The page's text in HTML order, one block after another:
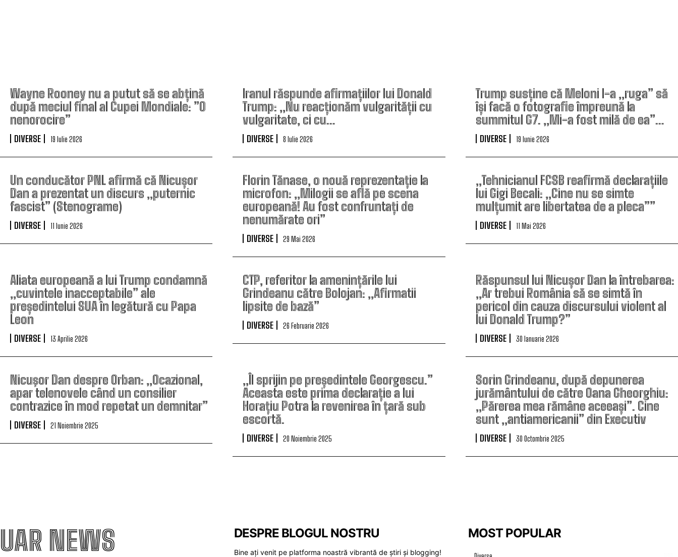
Wayne Rooney nu a putut să se abțină
după meciul final al Cupei Mondiale: ”O
nenorocire”
DIVERSE 19 Iulie 2026
Iranul răspunde afirmațiilor lui Donald
Trump: „Nu reacționăm vulgarității cu
vulgaritate, ci cu…
DIVERSE 8 Iulie 2026
Trump susține că Meloni l-a „ruga” să
își facă o fotografie împreună la
summitul G7. „Mi-a fost milă de ea”…
DIVERSE 19 Iunie 2026
Un conducător PNL afirmă că Nicușor
Dan a prezentat un discurs „puternic
fascist” (Stenograme)
DIVERSE 11 Iunie 2026
Florin Tănase, o nouă reprezentație la
microfon: „Milogii se află pe scena
europeană! Au fost confruntați de
nenumărate ori”
DIVERSE 29 Mai 2026
„Tehnicianul FCSB reafirmă declarațiile
lui Gigi Becali: „Cine nu se simte
mulțumit are libertatea de a pleca””
DIVERSE 11 Mai 2026
Aliata europeană a lui Trump condamnă
„cuvintele inacceptabile” ale
președintelui SUA în legătură cu Papa
Leon
DIVERSE 13 Aprilie 2026
CTP, referitor la amenințările lui
Grindeanu către Bolojan: „Afirmatii
lipsite de bază”
DIVERSE 26 Februarie 2026
Răspunsul lui Nicușor Dan la întrebarea:
„Ar trebui România să se simtă în
pericol din cauza discursului violent al
lui Donald Trump?”
DIVERSE 30 Ianuarie 2026
Nicuşor Dan despre Orban: „Ocazional,
apar telenovele când un consilier
contrazice în mod repetat un demnitar”
DIVERSE 21 Noiembrie 2025
„Îl sprijin pe președintele Georgescu.”
Aceasta este prima declarație a lui
Horațiu Potra la revenirea în țară sub
escortă.
DIVERSE 20 Noiembrie 2025
Sorin Grindeanu, după depunerea
jurământului de către Oana Gheorghiu:
„Părerea mea rămâne aceeași”. Cine
sunt „antiamericanii” din Executiv
DIVERSE 30 Octombrie 2025
UAR NEWS DESPRE BLOGUL NOSTRU
Bine ați venit pe platforma noastră vibrantă de știri și blogging!
MOST POPULAR